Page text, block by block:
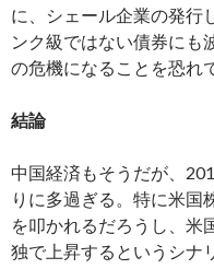
に、シェール企業の発行
ンク級ではない債券にも
の危機になることを恐れ
結論
中国経済もそうだが、
りに多過ぎる。特に米国
を叩かれるだろうし、米
独で上昇するというシナ